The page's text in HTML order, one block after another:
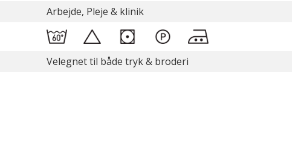
Arbejde, Pleje & klinik
Velegnet til både tryk & broderi